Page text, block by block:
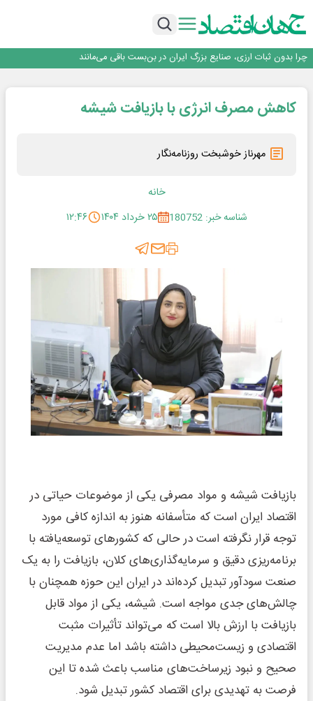
روزنامه ۱۷ مرداد
چرا بدون ثبات ارزی، صنایع بزرگ ایران در بن‌بست باقی می‌مانند
روزنامه ۱۷ مرداد
افزایش قیمت بلیت اتوبوس فصلی شد؟
کاهش مصرف انرژی با بازیافت شیشه
مهرناز خوشبخت روزنامه‌نگار
خانه
شناسه خبر: 180752
۲۵ خرداد ۱۴۰۴ ۱۲:۴۶
بازیافت شیشه و مواد مصرفی یکی از موضوعات حیاتی در
اقتصاد ایران است که متأسفانه هنوز به اندازه کافی مورد
توجه قرار نگرفته است در حالی که کشورهای توسعه‌یافته با
برنامه‌ریزی دقیق و سرمایه‌گذاری‌های کلان، بازیافت را به یک
صنعت سودآور تبدیل کرده‌اند در ایران این حوزه همچنان با
چالش‌های جدی مواجه است. شیشه، یکی از مواد قابل
بازیافت با ارزش بالا است که می‌تواند تأثیرات مثبت
اقتصادی و زیست‌محیطی داشته باشد اما عدم مدیریت
صحیح و نبود زیرساخت‌های مناسب باعث شده تا این
فرصت به تهدیدی برای اقتصاد کشور تبدیل شود.